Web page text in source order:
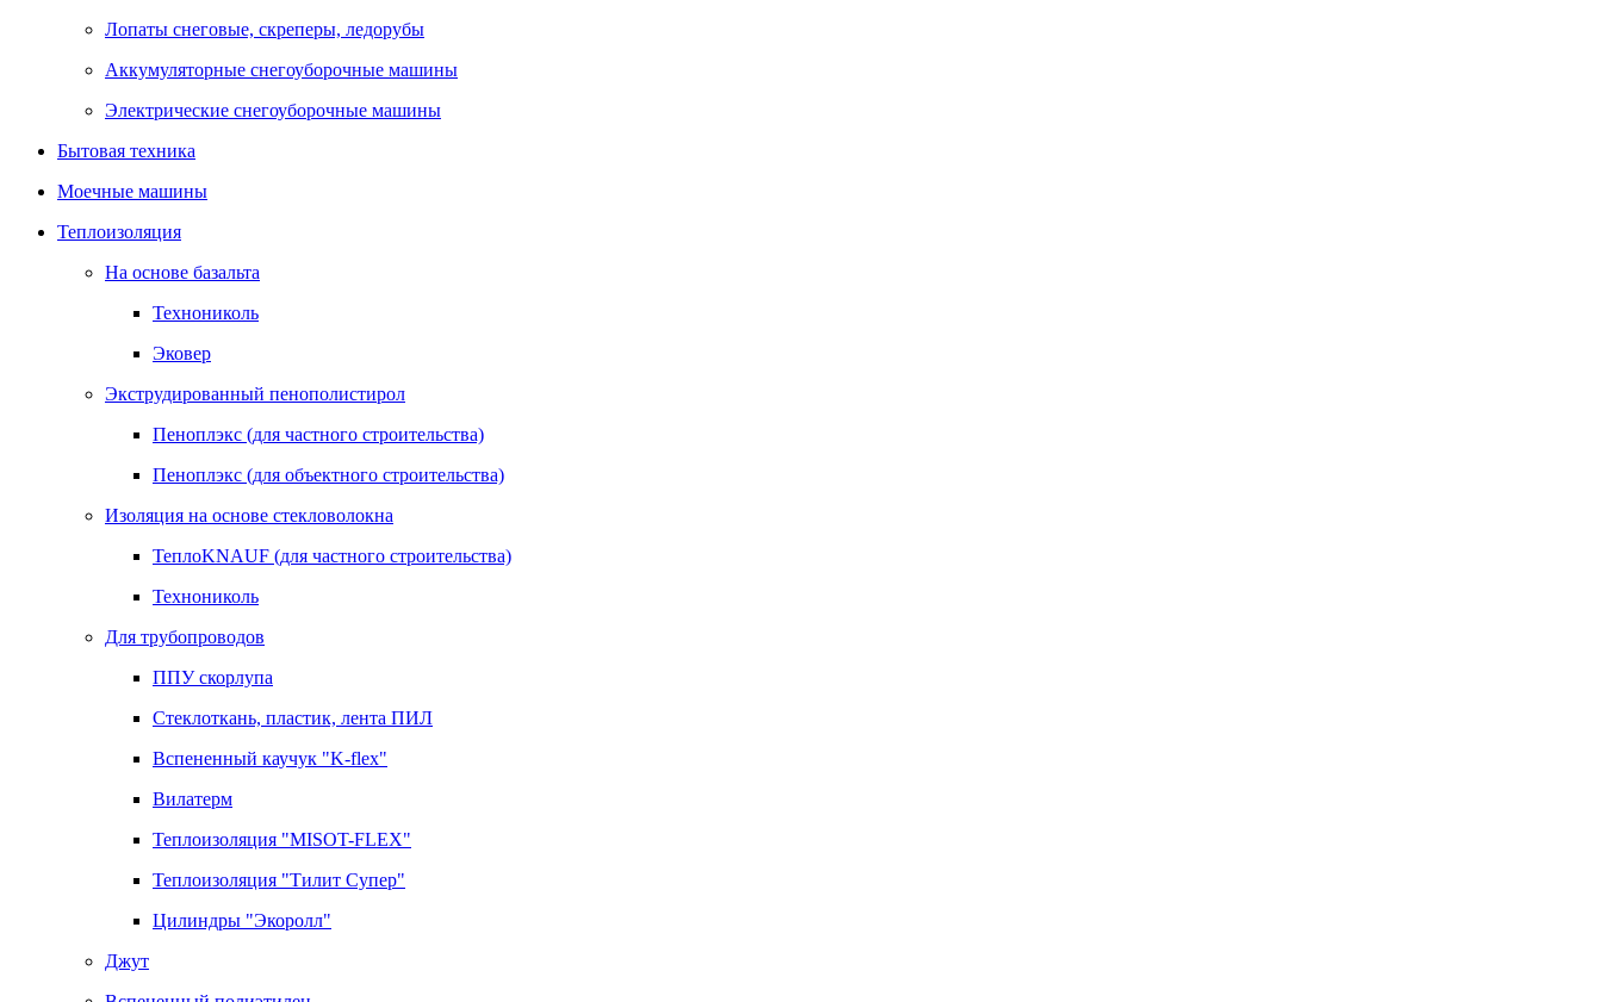
Лопаты снеговые, скреперы, ледорубы
Аккумуляторные снегоуборочные машины
Электрические снегоуборочные машины
Бытовая техника
Моечные машины
Теплоизоляция
На основе базальта
Технониколь
Эковер
Экструдированный пенополистирол
Пеноплэкс (для частного строительства)
Пеноплэкс (для объектного строительства)
Изоляция на основе стекловолокна
ТеплоKNAUF (для частного строительства)
Технониколь
Для трубопроводов
ППУ скорлупа
Стеклоткань, пластик, лента ПИЛ
Вспененный каучук "K-flex"
Вилатерм
Теплоизоляция "MISOT-FLEX"
Теплоизоляция "Тилит Супер"
Цилиндры "Экоролл"
Джут